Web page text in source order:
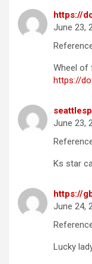
https://
June 23,
Wheel of
https://
June 23,
Ks star
https://
June 24,
Lucky